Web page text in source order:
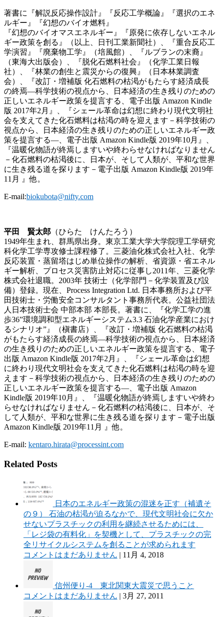
著書に『解説反応操作設計』『反応工学概論』『選択のエネ
ルギー』『幻想のバイオ燃料』
『幻想のバイオマスエネルギー』『原発に依存しないエネル
ギー政策を創る』（以上、日刊工業新聞社）、『重合反応工
学演習』『廃棄物工学』（培風館）、『ルブランの末裔』
（東海大出版会）、『脱化石燃料社会』（化学工業日報
社）、『林業の創生と震災からの復興』（日本林業調査
会）、『改訂・増補版 化石燃料の枯渇がもたらす経済成長
の終焉—科学技術の視点から、日本経済の生き残りのための
正しいエネルギー政策を提言する、電子出版 Amazon Kindle
版 2017年2月』、『シェール革命は幻想に終わり現代文明社
会を支えてきた化石燃料は枯渇の時を迎えます－科学技術の
視点から、日本経済の生き残りのための正しいエネルギー政
策を提言する―、電子出版 Amazon Kindle版 2019年10月』、
『温暖化物語が終焉しますいや終わらせなければなりません
－化石燃料の枯渇後に、日本が、そして人類が、平和な世界
に生き残る道を探ります－電子出版 Amazon Kindle版 2019年
11月 』他。
E-mail:biokubota@nifty.com
平田 賢太郎 （ひらた けんたろう）
1949年生まれ、群馬県出身。東京工業大学大学院理工学研究
科化学工学専攻修士課程修了。三菱油化株式会社入社、化学
反応装置・蒸留塔はじめ単位操作の解析、省資源・省エネル
ギー解析、プロセス災害防止対応に従事し2011年、三菱化学
株式会社退職。2003年 技術士（化学部門－化学装置及び設
備）登録。現在、Process Integration Ltd. 日本事務所および平
田技術士・労働安全コンサルタント事務所代表。公益社団法
人日本技術士会 中部本部 本部長。著書に、『化学工学の進
歩36”環境調和型エネルギーシステム3.3 石油化学産業におけ
るシナリオ”』（槇書店）、『改訂・増補版 化石燃料の枯渇
がもたらす経済成長の終焉—科学技術の視点から、日本経済
の生き残りのための正しいエネルギー政策を提言する、電子
出版 Amazon Kindle版 2017年2月』、『シェール革命は幻想
に終わり現代文明社会を支えてきた化石燃料は枯渇の時を迎
えます－科学技術の視点から、日本経済の生き残りのための
正しいエネルギー政策を提言する―、電子出版 Amazon
Kindle版 2019年10月』、『温暖化物語が終焉しますいや終わ
らせなければなりません－化石燃料の枯渇後に、日本が、そ
して人類が、平和な世界に生き残る道を探ります－電子出版
Amazon Kindle版 2019年11月 』他。
E-mail: kentaro.hirata@processint.com
Related Posts
日本のエネルギー政策の混迷を正す（補遺そ
の９） 石油の枯渇が迫るなかで、現代文明社会に欠か
せないプラスチックの利用を継続させるためには、
「レジ袋の有料化」を契機として、プラスチックの完
全リサイクルシステムを創ることが求められます
コメントはまだありません | 11月 4, 2018
信州便り-4 東北関東大震災で思うこと
コメントはまだありません | 3月 27, 2011